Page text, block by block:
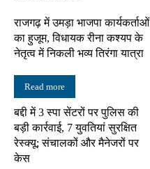
राजगढ़ में उमड़ा भाजपा कार्यकर्ताओं
का हुजूम, विधायक रीना कश्यप के
नेतृत्व में निकली भव्य तिरंगा यात्रा
Read more
बद्दी में 3 स्पा सेंटरों पर पुलिस की
बड़ी कार्रवाई, 7 युवतियां सुरक्षित
रेस्क्यू; संचालकों और मैनेजरों पर
केस